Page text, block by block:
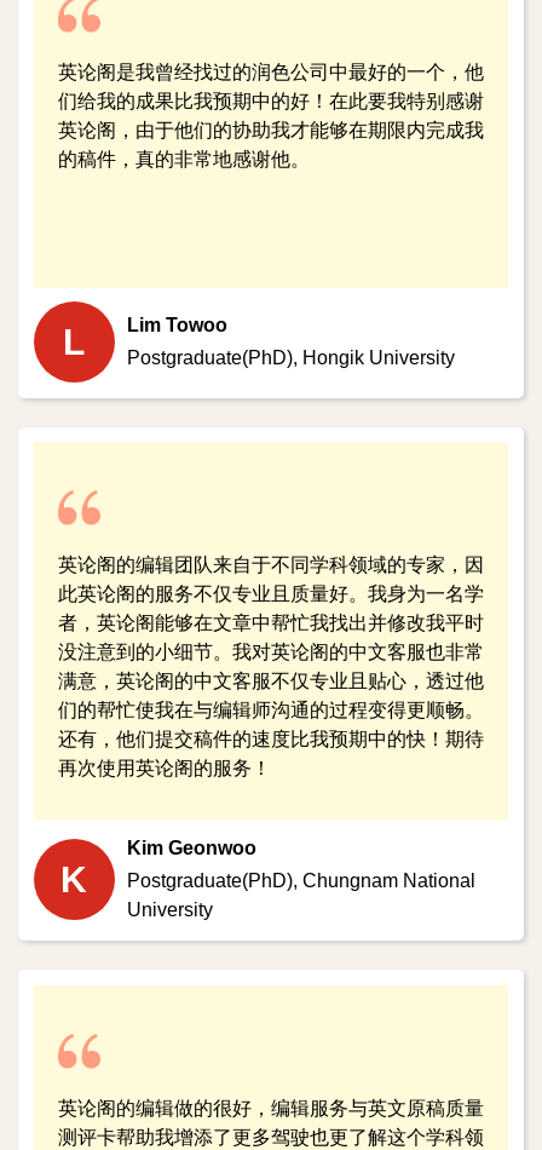
英论阁是我曾经找过的润色公司中最好的一个，他
们给我的成果比我预期中的好！在此要我特别感谢
英论阁，由于他们的协助我才能够在期限内完成我
的稿件，真的非常地感谢他。
L
Lim Towoo
Postgraduate(PhD), Hongik University
英论阁的编辑团队来自于不同学科领域的专家，因
此英论阁的服务不仅专业且质量好。我身为一名学
者，英论阁能够在文章中帮忙我找出并修改我平时
没注意到的小细节。我对英论阁的中文客服也非常
满意，英论阁的中文客服不仅专业且贴心，透过他
们的帮忙使我在与编辑师沟通的过程变得更顺畅。
还有，他们提交稿件的速度比我预期中的快！期待
再次使用英论阁的服务！
K
Kim Geonwoo
Postgraduate(PhD), Chungnam National
University
英论阁的编辑做的很好，编辑服务与英文原稿质量
测评卡帮助我增添了更多驾驶也更了解这个学科领